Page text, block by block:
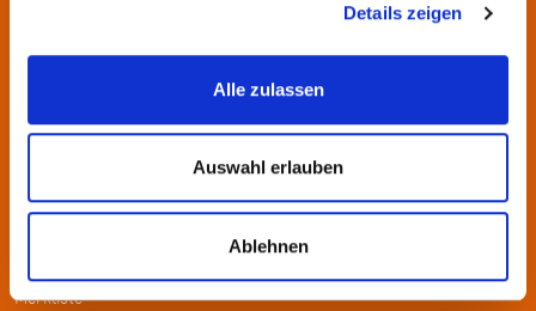
Details zeigen
Alle zulassen
Auswahl erlauben
Ablehnen
KulturRegion FrankfurtRheinMain gGmbH Poststraße 16 60329
Fax: +49 69 2577-1750
Service
Merkliste